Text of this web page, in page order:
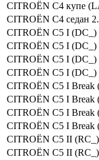
CITROËN C4 купе
CITROËN C4 седан
CITROËN C5 I (DC_)
CITROËN C5 I
CITROËN C5 I
CITROËN C5 I
CITROËN C5 I Break
CITROËN C5 I Break
CITROËN C5 I
CITROËN C5 I
CITROËN C5 II
CITROËN C5 II